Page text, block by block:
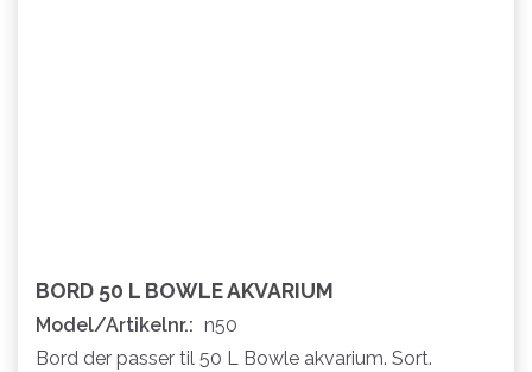
BORD 50 L BOWLE AKVARIUM
Model/Artikelnr.: n50
Bord der passer til 50 L Bowle akvarium. Sort.